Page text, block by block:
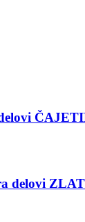
delovi